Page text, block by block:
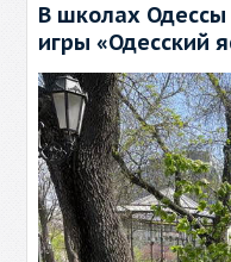
В школах Одессы
игры «Одесский